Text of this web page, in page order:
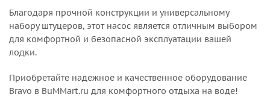
Благодаря прочной конструкции и универсальному
набору штуцеров, этот насос является отличным выбором
для комфортной и безопасной эксплуатации вашей
лодки.
Приобретайте надежное и качественное оборудование
Bravo в BuMMart.ru для комфортного отдыха на воде!